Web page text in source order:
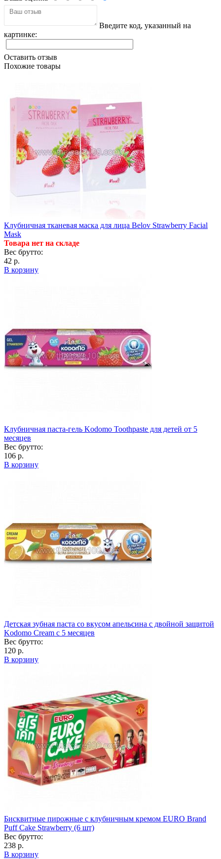
Введите код, указанный на
картинке:
Оставить отзыв
Похожие товары
Клубничная тканевая маска для лица Belov Strawberry Facial
Mask
Товара нет на складе
Вес брутто:
42 р.
В корзину
Клубничная паста-гель Kodomo Toothpaste для детей от 5
месяцев
Вес брутто:
106 р.
В корзину
Детская зубная паста со вкусом апельсина с двойной защитой
Kodomo Cream c 5 месяцев
Вес брутто:
120 р.
В корзину
Бисквитные пирожные с клубничным кремом EURO Brand
Puff Cake Strawberry (6 шт)
Вес брутто:
238 р.
В корзину